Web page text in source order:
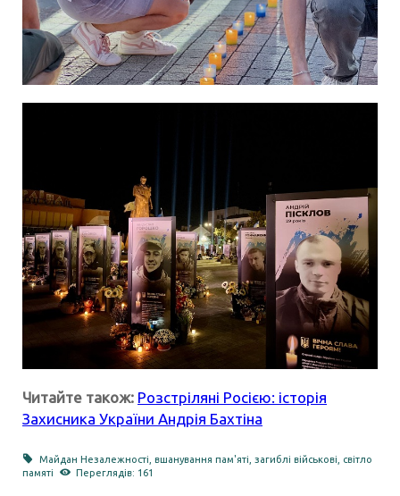
Читайте також: Розстріляні Росією: історія
Захисника України Андрія Бахтіна
Майдан Незалежності ,вшанування пам'яті ,загиблі військові
світло
памяті
Переглядів: 161